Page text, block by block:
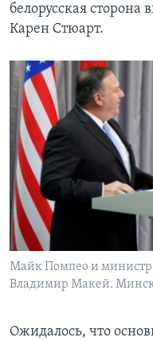
белорусская
Карен Стюарт.
Майк Помпео и министр
Владимир Макей. Минск.
Ожидалось, что